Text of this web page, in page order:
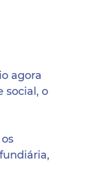
agora
social, o